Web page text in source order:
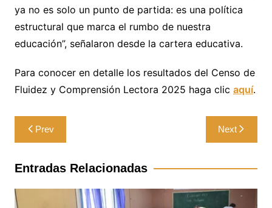
ya no es solo un punto de partida: es una política
estructural que marca el rumbo de nuestra
educación”, señalaron desde la cartera educativa.
Para conocer en detalle los resultados del Censo de
Fluidez y Comprensión Lectora 2025 haga clic aquí.
Navegación
de
entradas
Prev Next
Entradas Relacionadas